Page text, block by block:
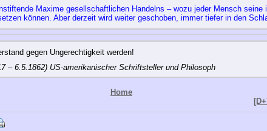
Maxime gesellschaftlichen Handelns – wozu jeder Mensch
können. Aber derzeit wird weiter geschoben, immer tiefer in den
gegen Ungerechtigkeit werden!
– 6.5.1862) US-amerikanischer Schriftsteller und Philosoph
Home